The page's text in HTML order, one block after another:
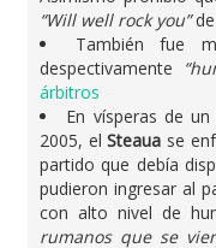
“Will well rock you”de
También fue
despectivamente
árbitros
En vísperas de
2005, elSteaua se
partido que debía
pudieron ingresar al
con alto nivel de
rumanos que se